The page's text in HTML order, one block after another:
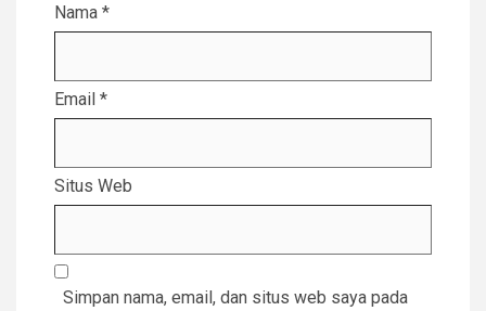
Nama *
Email *
Situs Web
Simpan nama, email, dan situs web saya pada